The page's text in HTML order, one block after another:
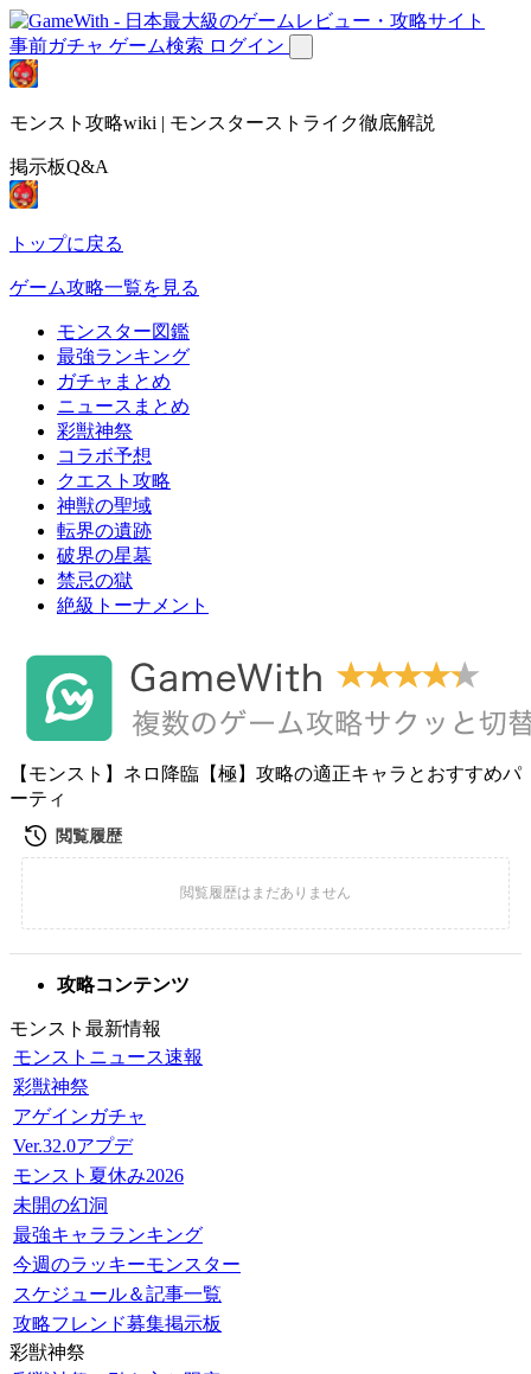
事前ガチャ ゲーム検索 ログイン
モンスト攻略wiki | モンスターストライク徹底解説
掲示板Q&A
トップに戻る
ゲーム攻略一覧を見る
モンスター図鑑
最強ランキング
ガチャまとめ
ニュースまとめ
彩獣神祭
コラボ予想
クエスト攻略
神獣の聖域
転界の遺跡
破界の星墓
禁忌の獄
絶級トーナメント
【モンスト】ネロ降臨【極】攻略の適正キャラとおすすめパ
ーティ
攻略コンテンツ
モンスト最新情報
モンストニュース速報
彩獣神祭
アゲインガチャ
Ver.32.0アプデ
モンスト夏休み2026
未開の幻洞
最強キャラランキング
今週のラッキーモンスター
スケジュール＆記事一覧
攻略フレンド募集掲示板
彩獣神祭